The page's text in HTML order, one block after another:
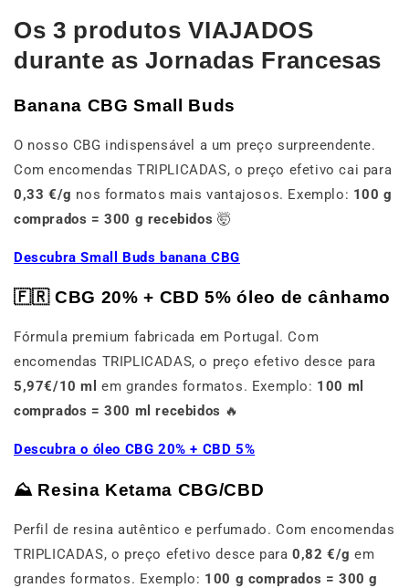
Os 3 produtos VIAJADOS
durante as Jornadas Francesas
Banana CBG Small Buds
O nosso CBG indispensável a um preço surpreendente.
Com encomendas TRIPLICADAS, o preço efetivo cai para
0,33 €/g nos formatos mais vantajosos. Exemplo: 100 g
comprados = 300 g recebidos 🤯
Descubra Small Buds banana CBG
🇫🇷 CBG 20% + CBD 5% óleo de cânhamo
Fórmula premium fabricada em Portugal. Com
encomendas TRIPLICADAS, o preço efetivo desce para
5,97€/10 ml em grandes formatos. Exemplo: 100 ml
comprados = 300 ml recebidos 🔥
Descubra o óleo CBG 20% + CBD 5%
⛰️ Resina Ketama CBG/CBD
Perfil de resina autêntico e perfumado. Com encomendas
TRIPLICADAS, o preço efetivo desce para0,82 €/g em
grandes formatos. Exemplo: 100 g comprados = 300 g